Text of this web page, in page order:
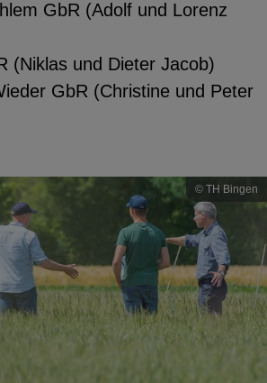
GbR (Adolf und Lorenz
(Niklas und Dieter Jacob)
GbR (Christine und Peter
© TH Bingen